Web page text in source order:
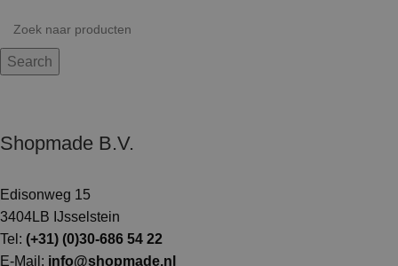
Search
Shopmade B.V.
Edisonweg 15
3404LB IJsselstein
Tel: (+31) (0)30-686 54 22
E-Mail: info@shopmade.nl